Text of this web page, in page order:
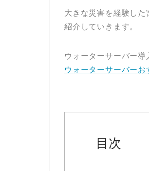
大きな災害を経験した
紹介していきます。
ウォーターサーバー導
ウォーターサーバー
目次